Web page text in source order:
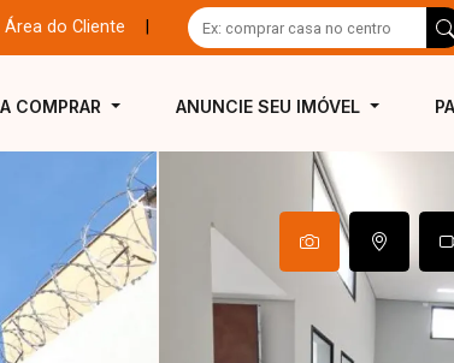
Área do Cliente
COMPRAR ANUNCIE SEU IMÓVEL